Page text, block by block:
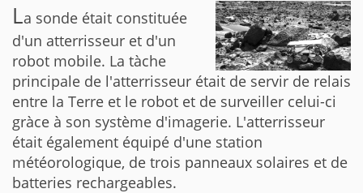
La sonde était constituée
d'un atterrisseur et d'un
robot mobile. La tàche
principale de l'atterrisseur était de servir de relais
entre la Terre et le robot et de surveiller celui-ci
gràce à son système d'imagerie. L'atterrisseur
était également équipé d'une station
météorologique, de trois panneaux solaires et de
batteries rechargeables.